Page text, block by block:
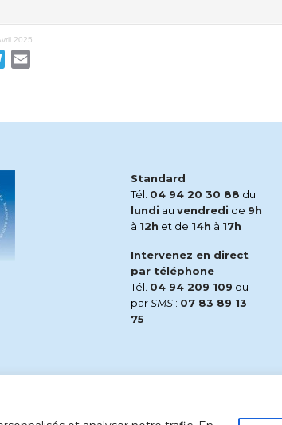
2025
Telegram
Standard
Tél. 04 94 20 30 88 du
lundi au vendredi de 9h
à 12h et de 14h à 17h
Intervenez en direct
par téléphone
Tél. 04 94 209 109 ou
parSMS : 07 83 89 13
75